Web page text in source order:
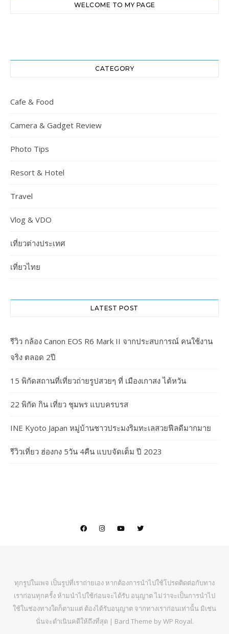
WELCOME TO MY PAGE
CATEGORY
Cafe & Food
Camera & Gadget Review
Photo Tips
Resort & Hotel
Travel
Vlog & VDO
เที่ยวต่างประเทศ
เที่ยวไทย
LATEST POST
รีวิว กล้อง Canon EOS R6 Mark II จากประสบการณ์ คนใช้งาน
จริง ตลอด 2ปี
15 พิกัดสถานที่เที่ยวถ่ายรูปสวยๆ ที่ เมืองเกาสง ไต้หวัน
22 พิกัด กิน เที่ยว ชุมพร แบบครบรส
INE Kyoto Japan หมู่บ้านชาวประมงริมทะเลสวยฟีลดีมากมาย
รีวิวเที่ยว ฮ่องกง 5วัน 4คืน แบบจัดเต็ม ปี 2023
ทุกรูปในเพจ เป็นรูปที่เราถ่ายเอง หากต้องการนำไปใช้โปรดติดต่อกับทาง
เราก่อนทุกครั้ง ห้ามนำไปใช้ก่อนจะได้รับ อนุญาต ไม่ว่าจะเป็นการนำไป
ใช้ในช่องทางใดก็ตามแต่ ต้องได้รับอนุญาต จากทางเราก่อนเท่านั้น มิเช่น
นั่นจะดำเนินคดีให้ถึงที่สุด | Bard Theme byWP Royal.